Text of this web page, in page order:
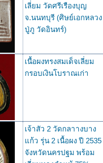
เลี่ยม วัดศรีเรืองบุญ
จ.นนทบุรี (ศิษย์เอกหลวง
ปู่ภู วัดอินทร์)
เนื้อผงทรงสมเด็จเลี่ยม
กรอบเงินโบราณเก่า
เจ้าสัว 2 วัดกลาางบาง
แก้ว รุ่น 2 เนื้อผง ปี 2535
จังหวัดนครปฐม พร้อม